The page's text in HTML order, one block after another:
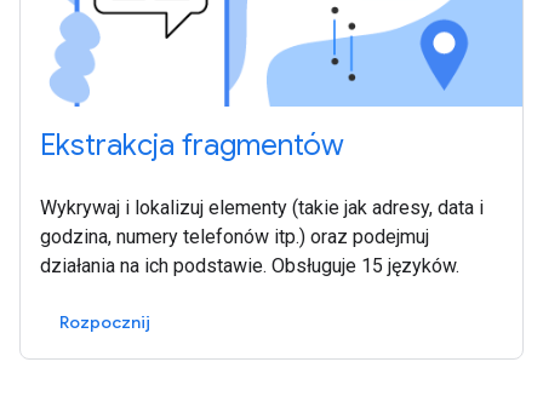
Ekstrakcja fragmentów
Wykrywaj i lokalizuj elementy (takie jak adresy, data i
godzina, numery telefonów itp.) oraz podejmuj
działania na ich podstawie. Obsługuje 15 języków.
Rozpocznij